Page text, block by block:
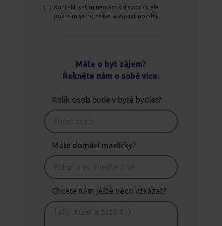
Kontakt zatím nemám k dispozici, ale
pokusím se ho získat a vyplnit později.
Máte o byt zájem?
Řekněte nám o sobě více.
Kolik osob bude v bytě bydlet?
Máte domácí mazlíčky?
Chcete nám jěště něco vzkázat?